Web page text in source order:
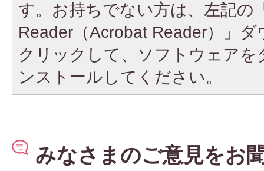
す。お持ちでない方は、左記の
Reader（Acrobat Reader）」
クリックして、ソフトウェア
ンストールしてください。
みなさまのご意見をお